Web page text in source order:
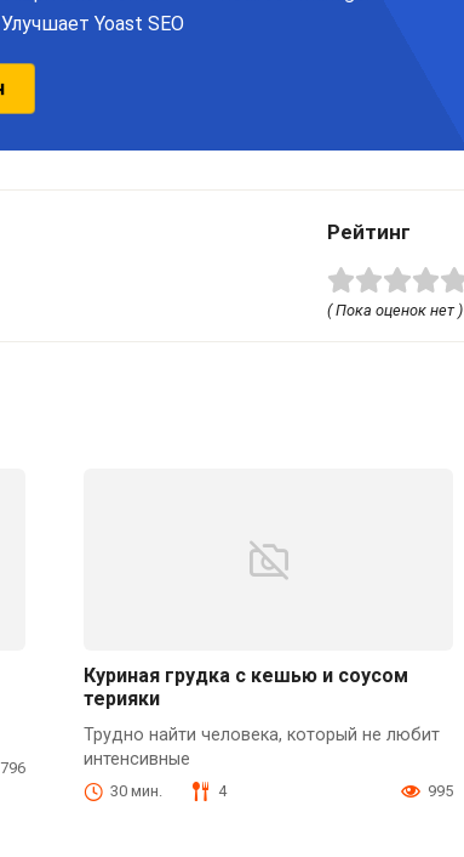
Рейтинг
( Пока оценок нет )
796
Куриная грудка с кешью и соусом
терияки
Трудно найти человека, который не любит
интенсивные
30 мин. 4 995